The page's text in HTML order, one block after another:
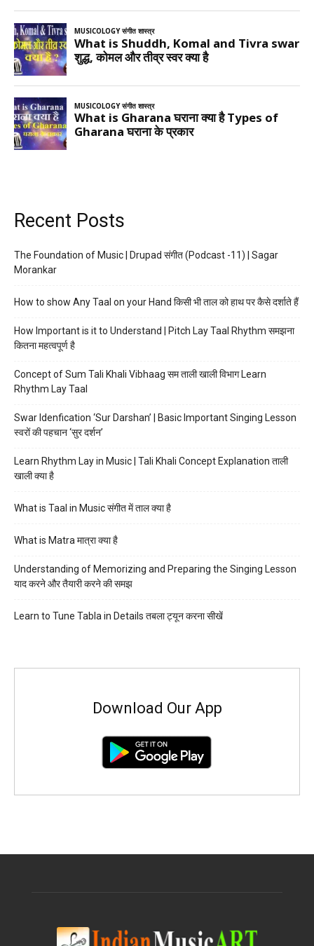
Recent Posts
The Foundation of Music | Drupad संगीत (Podcast -11) | Sagar
Morankar
How to show Any Taal on your Hand किसी भी ताल को हाथ पर कैसे दर्शाते हैं
How Important is it to Understand | Pitch Lay Taal Rhythm समझना
कितना महत्वपूर्ण है
Concept of Sum Tali Khali Vibhaag सम ताली खाली विभाग Learn
Rhythm Lay Taal
Swar Idenfication ‘Sur Darshan’ | Basic Important Singing Lesson
स्वरों की पहचान ‘सुर दर्शन’
Learn Rhythm Lay in Music | Tali Khali Concept Explanation ताली
खाली क्या है
What is Taal in Music संगीत में ताल क्या है
What is Matra मात्रा क्या है
Understanding of Memorizing and Preparing the Singing Lesson
याद करने और तैयारी करने की समझ
Learn to Tune Tabla in Details तबला ट्यून करना सीखें
Download Our App